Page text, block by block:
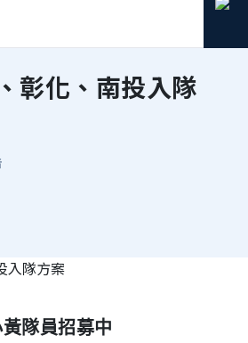
彰化、南投入隊
隊員招募中